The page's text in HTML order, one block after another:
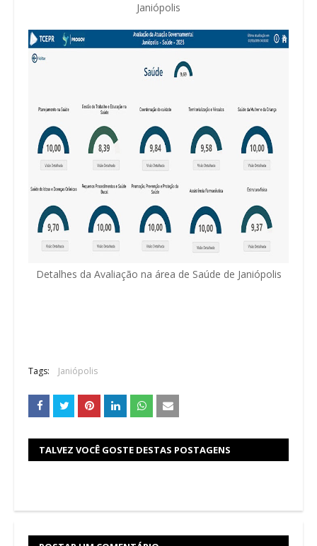
Janiópolis
Detalhes da Avaliação na área de Saúde de Janiópolis
Tags: Janiópolis
TALVEZ VOCÊ GOSTE DESTAS POSTAGENS